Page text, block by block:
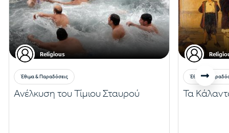
Religious
Έθιμα & Παραδόσεις
Ανέλκυση του Τίμιου Σταυρού
Έθιμα &
Τα